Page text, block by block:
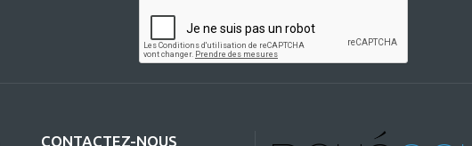
CONTACTEZ-NOUS